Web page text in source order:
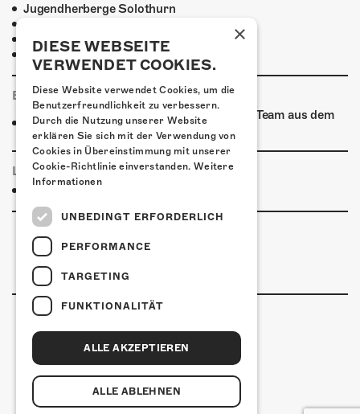
Jugendherberge Solothurn
H4 Hotel
Weitere Unterkünfte
ESSENSTIPPS
Ab 11:45 Uhr verpflegt euch das Kofmehl-Team aus dem
Foodtruck!
LINKS & PARTNER
Kulturfabrik Kofmehl
Kofmehlweg 1
+41 32 621 20 60
×
DIESE WEBSEITE
VERWENDET COOKIES.
Diese Website verwendet Cookies, um die
Benutzerfreundlichkeit zu verbessern.
Durch die Nutzung unserer Website
erklären Sie sich mit der Verwendung von
Cookies in Übereinstimmung mit unserer
Cookie-Richtlinie einverstanden. Weitere
Informationen
UNBEDINGT ERFORDERLICH
PERFORMANCE
TARGETING
FUNKTIONALITÄT
ALLE AKZEPTIEREN
ALLE ABLEHNEN